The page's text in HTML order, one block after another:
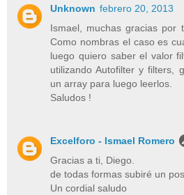
Unknown febrero 20, 2013
Ismael, muchas gracias por
Como nombras el caso es
luego quiero saber el valor
utilizando Autofilter y filters,
un array para luego leerlos.
Saludos !
Excelforo - Ismael Romero
Gracias a ti, Diego.
de todas formas subiré un
Un cordial saludo